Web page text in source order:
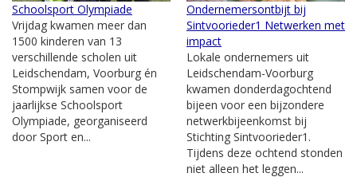
Schoolsport Olympiade
Vrijdag kwamen meer dan
1500 kinderen van 13
verschillende scholen uit
Leidschendam, Voorburg én
Stompwijk samen voor de
jaarlijkse Schoolsport
Olympiade, georganiseerd
door Sport en...
Ondernemersontbijt bij
Sintvoorieder1 Netwerken met
impact
Lokale ondernemers uit
Leidschendam-Voorburg
kwamen donderdagochtend
bijeen voor een bijzondere
netwerkbijeenkomst bij
Stichting Sintvoorieder1.
Tijdens deze ochtend stonden
niet alleen het leggen...